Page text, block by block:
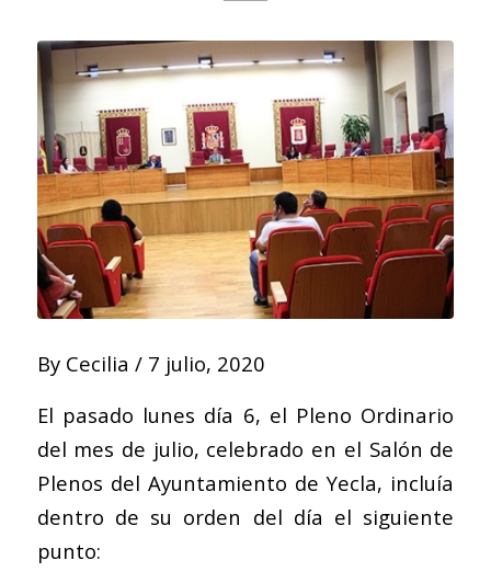
By Cecilia / 7 julio, 2020
El pasado lunes día 6, el Pleno Ordinario
del mes de julio, celebrado en el Salón de
Plenos del Ayuntamiento de Yecla, incluía
dentro de su orden del día el siguiente
punto: